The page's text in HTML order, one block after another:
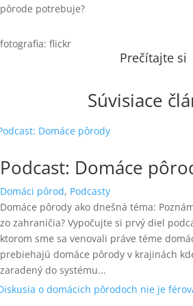
pôrode potrebuje?
fotografia: flickr
Prečítajte si
Súvisiace
Podcast: Domáce
Domáci pôrod, Podcasty
Domáce pôrody ako dnešná téma:
zo zahraničia? Vypočujte si prvý diel
ktorom sme sa venovali práve téme
prebiehajú domáce pôrody v krajinách
zaradený do systému...